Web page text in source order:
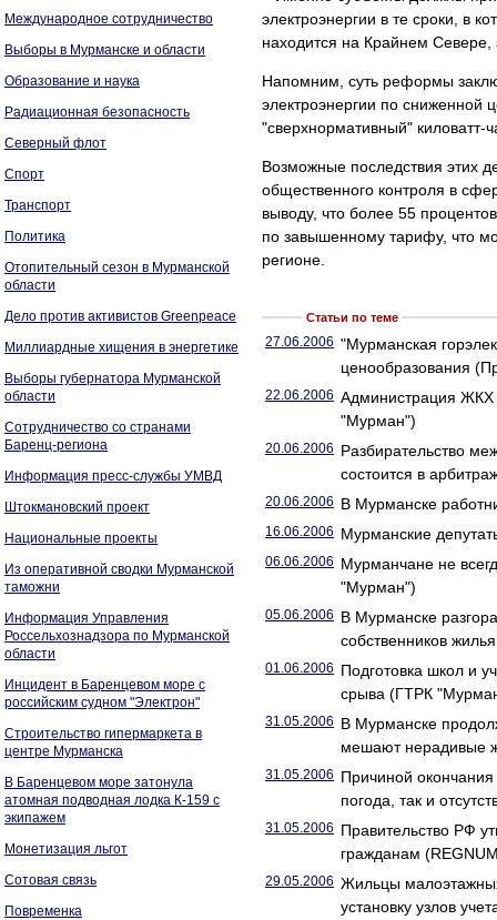
Международное сотрудничество
Выборы в Мурманске и области
Образование и наука
Радиационная безопасность
Северный флот
Спорт
Транспорт
Политика
Отопительный сезон в Мурманской
области
Дело против активистов Greenpeace
Миллиардные хищения в энергетике
Выборы губернатора Мурманской
области
Сотрудничество со странами
Баренц-региона
Информация пресс-службы УМВД
Штокмановский проект
Национальные проекты
Из оперативной сводки Мурманской
таможни
Информация Управления
Россельхознадзора по Мурманской
области
Инцидент в Баренцевом море с
российским судном "Электрон"
Строительство гипермаркета в
центре Мурманска
В Баренцевом море затонула
атомная подводная лодка К-159 с
экипажем
Монетизация льгот
Сотовая связь
Повременка
электроэнергии в те сроки, в
находится на Крайнем Севере,
Напомним, суть реформы
электроэнергии по сниженной
"сверхнормативный" киловатт-
Возможные последствия этих
общественного контроля в
выводу, что более 55
по завышенному тарифу, что
регионе.
Статьи по теме
27.06.2006 "Мурманская
ценообразования
22.06.2006 Администрация ЖКХ
"Мурман")
20.06.2006 Разбирательство
состоится в
20.06.2006 В Мурманске
16.06.2006 Мурманские
06.06.2006 Мурманчане не
"Мурман")
05.06.2006 В Мурманске
собственников
01.06.2006 Подготовка школ и
срыва (ГТРК
31.05.2006 В Мурманске
мешают нерадивые
31.05.2006 Причиной
погода, так и
31.05.2006 Правительство РФ
гражданам
29.05.2006 Жильцы
установку узлов